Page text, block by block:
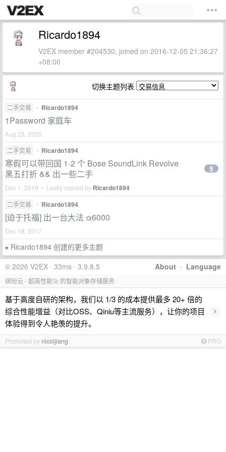
Ricardo1894
V2EX member #204530, joined on 2016-12-05 21:36:27
+08:00
切换主题列表
二手交易 • Ricardo1894
1Password 家庭车
Aug 29, 2020
二手交易
• Ricardo1894
寒假可以带回国 1-2 个 Bose SoundLink Revolve
黑五打折 && 出一些二手
Dec 1, 2019 • Lastly replied by Ricardo1894
5
二手交易 • Ricardo1894
[迫于托福] 出一台大法 α6000
Dec 18, 2017
» Ricardo1894 创建的更多主题
About · Language
© 2026 V2EX · 33ms · 3.9.8.5
缤纷云 - 超高性能🚀 的智能对象存储服务
基于高度自研的架构，我们以 1/3 的成本提供最多 20+ 倍的
综合性能增益（对比OSS、Qiniu等主流服务），让你的项目
体验得到令人艳羡的提升。
›
Promoted by nicoljiang PRO